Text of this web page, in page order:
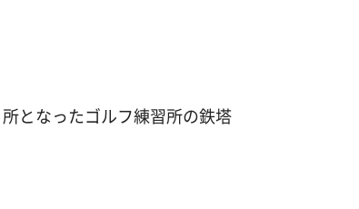
となったゴルフ練習所の鉄塔